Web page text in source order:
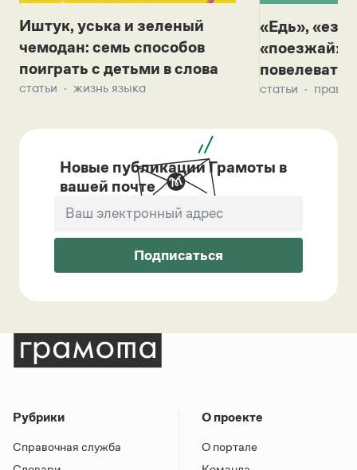
Иштук, уська и зеленый
чемодан: семь способов
поиграть с детьми в слова
статьи жизнь языка
«Едь»,
«поезжай»?
повелевать
статьи
Новые публикации Грамоты в
вашей почте
Подписаться
Рубрики
Справочная служба
О проекте
О портале